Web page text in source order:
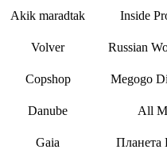
Akik maradtak Inside
Volver Russian
Copshop Megogo
Danube All
Gaia